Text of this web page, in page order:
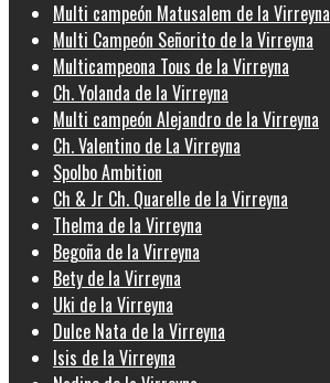
Multi campeón Matusalem de la Virreyna
Multi Campeón Señorito de la Virreyna
Multicampeona Tous de la Virreyna
Ch. Yolanda de la Virreyna
Multi campeón Alejandro de la Virreyna
Ch. Valentino de La Virreyna
Spolbo Ambition
Ch & Jr Ch. Quarelle de la Virreyna
Thelma de la Virreyna
Begoña de la Virreyna
Bety de la Virreyna
Uki de la Virreyna
Dulce Nata de la Virreyna
Isis de la Virreyna